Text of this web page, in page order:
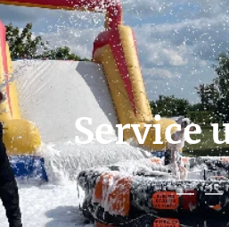
Service